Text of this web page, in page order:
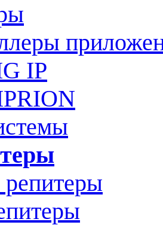
IP